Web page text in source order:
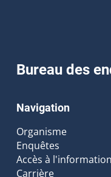
Bureau des
Navigation
Organisme
Enquêtes
Accès à l'information
Carrière